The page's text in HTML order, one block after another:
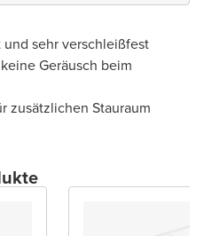
sehr verschleißfest
Geräusch beim
zusätzlichen Stauraum